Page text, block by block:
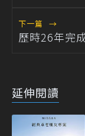
下一篇 →
歷時26年完
延伸閱讀